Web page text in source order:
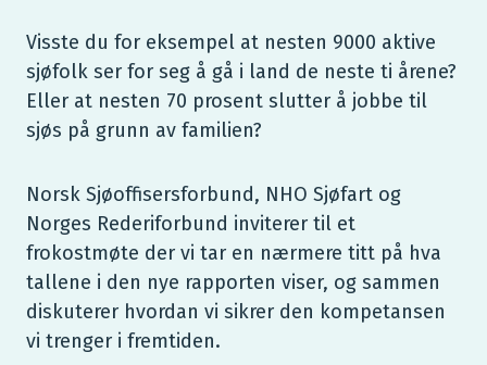
Visste du for eksempel at nesten 9000 aktive
sjøfolk ser for seg å gå i land de neste ti årene?
Eller at nesten 70 prosent slutter å jobbe til
sjøs på grunn av familien?
Norsk Sjøoffisersforbund, NHO Sjøfart og
Norges Rederiforbund inviterer til et
frokostmøte der vi tar en nærmere titt på hva
tallene i den nye rapporten viser, og sammen
diskuterer hvordan vi sikrer den kompetansen
vi trenger i fremtiden.